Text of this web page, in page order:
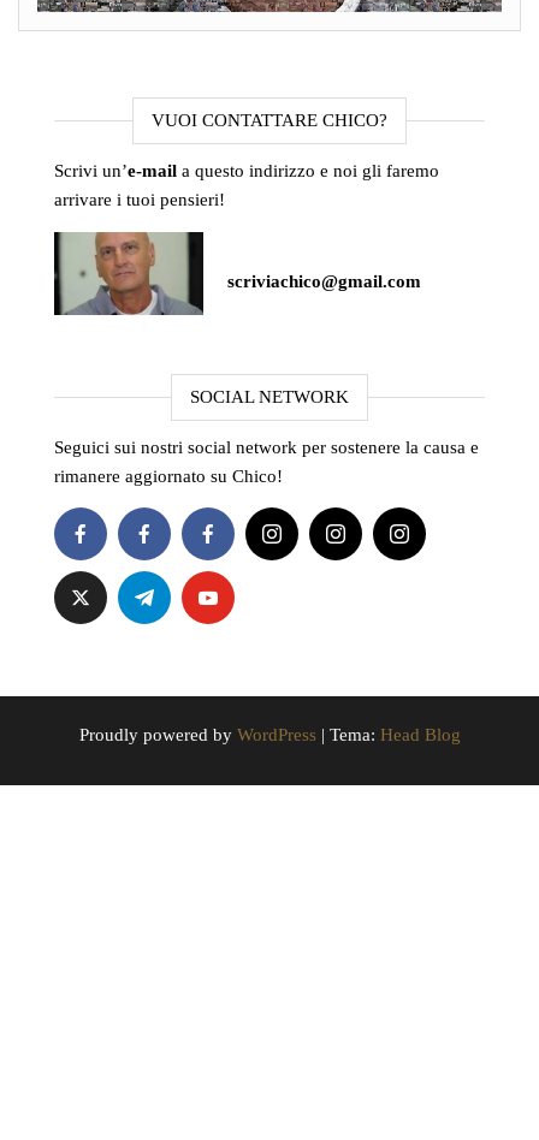
VUOI CONTATTARE CHICO?
Scrivi un’e-mail a questo indirizzo e noi gli faremo
arrivare i tuoi pensieri!
scriviachico@gmail.com
SOCIAL NETWORK
Seguici sui nostri social network per sostenere la causa e
rimanere aggiornato su Chico!
Proudly powered by WordPress | Tema: Head Blog